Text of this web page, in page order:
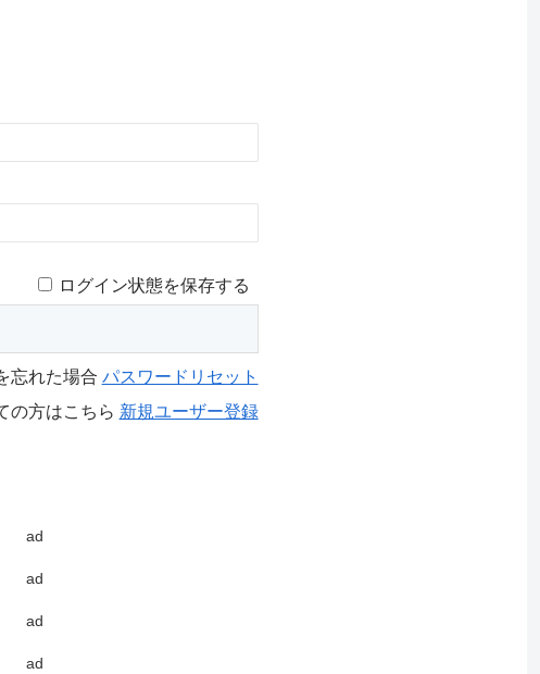
ログイン状態を保存する
忘れた場合 パスワードリセット
の方はこちら 新規ユーザー登録
ad
ad
ad
ad